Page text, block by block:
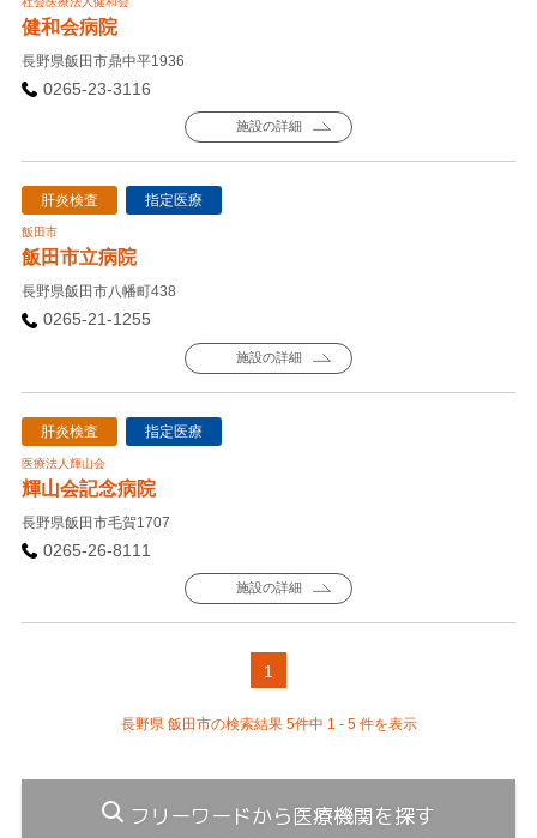
健和会病院
長野県飯田市鼎中平1936
0265-23-3116
施設の詳細
肝炎検査 指定医療
飯田市
飯田市立病院
長野県飯田市八幡町438
0265-21-1255
施設の詳細
肝炎検査 指定医療
医療法人輝山会
輝山会記念病院
長野県飯田市毛賀1707
0265-26-8111
施設の詳細
1
長野県 飯田市の検索結果 5件中 1 - 5 件を表示
フリーワードから医療機関を探す